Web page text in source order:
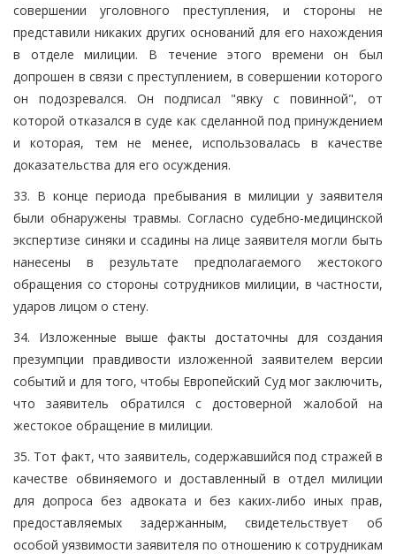
совершении уголовного преступления, и стороны не
представили никаких других оснований для его нахождения
в отделе милиции. В течение этого времени он был
допрошен в связи с преступлением, в совершении которого
он подозревался. Он подписал "явку с повинной", от
которой отказался в суде как сделанной под принуждением
и которая, тем не менее, использовалась в качестве
доказательства для его осуждения.
33. В конце периода пребывания в милиции у заявителя
были обнаружены травмы. Согласно судебно-медицинской
экспертизе синяки и ссадины на лице заявителя могли быть
нанесены в результате предполагаемого жестокого
обращения со стороны сотрудников милиции, в частности,
ударов лицом о стену.
34. Изложенные выше факты достаточны для создания
презумпции правдивости изложенной заявителем версии
событий и для того, чтобы Европейский Суд мог заключить,
что заявитель обратился с достоверной жалобой на
жестокое обращение в милиции.
35. Тот факт, что заявитель, содержавшийся под стражей в
качестве обвиняемого и доставленный в отдел милиции
для допроса без адвоката и без каких-либо иных прав,
предоставляемых задержанным, свидетельствует об
особой уязвимости заявителя по отношению к сотрудникам